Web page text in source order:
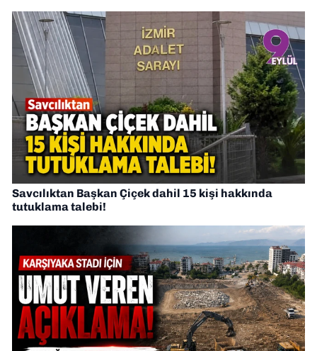
Savcılıktan Başkan Çiçek dahil 15 kişi hakkında
tutuklama talebi!